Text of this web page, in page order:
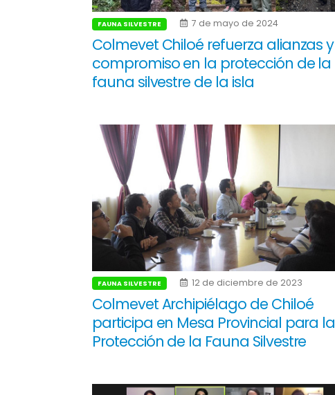
FAUNA SILVESTRE 7 de mayo de 2024
Colmevet Chiloé refuerza alianzas y
compromiso en la protección de la
fauna silvestre de la isla
FAUNA SILVESTRE 12 de diciembre de 2023
Colmevet Archipiélago de Chiloé
participa en Mesa Provincial para la
Protección de la Fauna Silvestre